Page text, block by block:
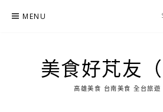
MENU
美食好芃友（
高雄美食 台南美食 全台旅遊